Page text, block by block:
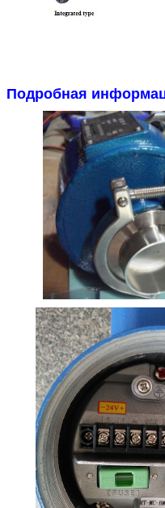
Не
кислоте
соляной
Но если
Тантал
имеющие
стеклу
За
масла и
Платиновый
иридий
аммония.
Подробная